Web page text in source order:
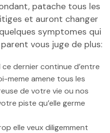
patache tous les
et auront changer
symptomes qui
vous juge de plus:
dernier continue d’entre
meme amene tous les
de votre vie ou nos
piste qu’elle germe
elle veux diligemment